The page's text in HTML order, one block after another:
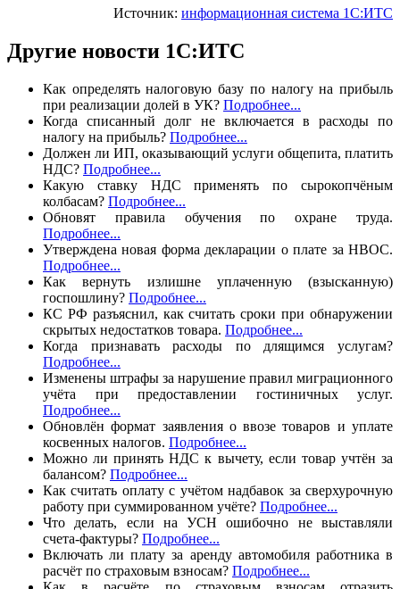
Источник: информационная система 1С:ИТС
Другие новости 1С:ИТС
Как определять налоговую базу по налогу на прибыль
при реализации долей в УК? Подробнее...
Когда списанный долг не включается в расходы по
налогу на прибыль? Подробнее...
Должен ли ИП, оказывающий услуги общепита, платить
НДС? Подробнее...
Какую ставку НДС применять по сырокопчёным
колбасам? Подробнее...
Обновят правила обучения по охране труда.
Подробнее...
Утверждена новая форма декларации о плате за НВОС.
Подробнее...
Как вернуть излишне уплаченную (взысканную)
госпошлину? Подробнее...
КС РФ разъяснил, как считать сроки при обнаружении
скрытых недостатков товара. Подробнее...
Когда признавать расходы по длящимся услугам?
Подробнее...
Изменены штрафы за нарушение правил миграционного
учёта при предоставлении гостиничных услуг.
Подробнее...
Обновлён формат заявления о ввозе товаров и уплате
косвенных налогов. Подробнее...
Можно ли принять НДС к вычету, если товар учтён за
балансом? Подробнее...
Как считать оплату с учётом надбавок за сверхурочную
работу при суммированном учёте? Подробнее...
Что делать, если на УСН ошибочно не выставляли
счета-фактуры? Подробнее...
Включать ли плату за аренду автомобиля работника в
расчёт по страховым взносам? Подробнее...